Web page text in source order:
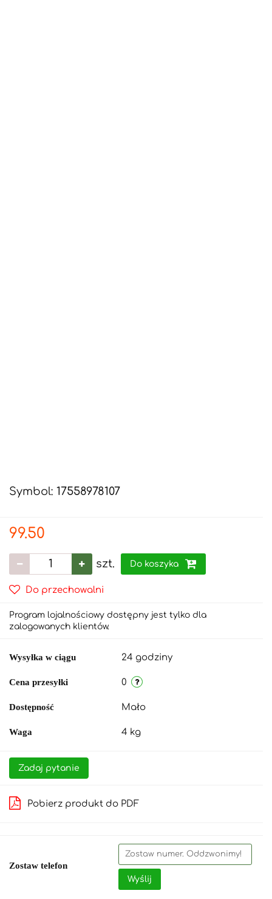
Symbol: 17558978107
99.50
szt. Do koszyka
Do przechowalni
Program lojalnościowy dostępny jest tylko dla
zalogowanych klientów.
Wysyłka w ciągu 24 godziny
Cena przesyłki 0
Dostępność Mało
Waga 4 kg
Zadaj pytanie
Pobierz produkt do PDF
Zostaw telefon
Wyślij